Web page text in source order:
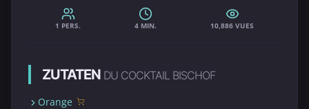
1 PERS. 4 MIN. 10,886 VUES
ZUTATEN DU COCKTAIL BISCHOF
Orange